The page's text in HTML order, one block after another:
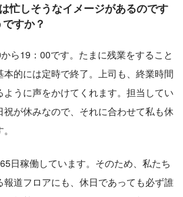
忙しそうなイメージがあるのです
すか？
ら19：00です。たまに残業をすること
本的には定時で終了。上司も、終業時間
ように声をかけてくれます。担当してい
祝が休みなので、それに合わせて私も休
日稼働しています。そのため、私たち
報道フロアにも、休日であっても必ず誰